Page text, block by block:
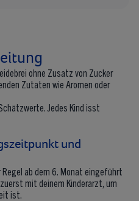
ohne Zusatz von Zucker
Zutaten wie Aromen oder
Jedes Kind isst
und
Regel ab dem 6. Monat eingeführt
mit deinem Kinderarzt, um
ist.